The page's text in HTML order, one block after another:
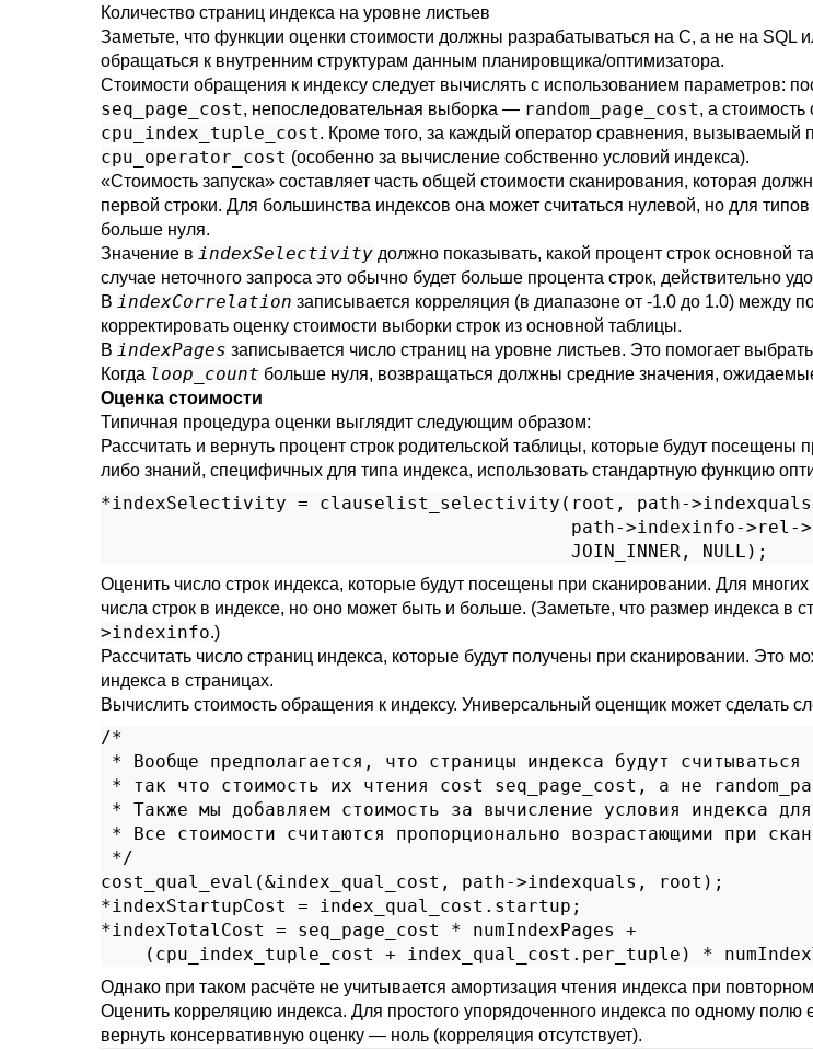
Количество страниц индекса на уровне листьев
Заметьте, что функции оценки стоимости должны разрабатываться на C, а не на
обращаться к внутренним структурам данным планировщика/оптимизатора.
Стоимости обращения к индексу следует вычислять с использованием параметров:
seq_page_cost, непоследовательная выборка — random_page_cost, а
cpu_index_tuple_cost. Кроме того, за каждый оператор сравнения, вызываемый
cpu_operator_cost (особенно за вычисление собственно условий индекса).
«Стоимость запуска» составляет часть общей стоимости сканирования, которая
первой строки. Для большинства индексов она может считаться нулевой, но для
больше нуля.
Значение в indexSelectivity должно показывать, какой процент строк основной
случае неточного запроса это обычно будет больше процента строк,
В indexCorrelation записывается корреляция (в диапазоне от -1.0 до 1.0) между
корректировать оценку стоимости выборки строк из основной таблицы.
В indexPages записывается число страниц на уровне листьев. Это помогает
Когда loop_count больше нуля, возвращаться должны средние значения,
Оценка стоимости
Типичная процедура оценки выглядит следующим образом:
Рассчитать и вернуть процент строк родительской таблицы, которые будут
либо знаний, специфичных для типа индекса, использовать стандартную функцию
*indexSelectivity = clauselist_selectivity(root, path-
path->indexinfo->rel-
                                           JOIN_INNER, NULL);
Оценить число строк индекса, которые будут посещены при сканировании. Для
числа строк в индексе, но оно может быть и больше. (Заметьте, что размер индекса в
>indexinfo.)
Рассчитать число страниц индекса, которые будут получены при сканировании. Это
индекса в страницах.
Вычислить стоимость обращения к индексу. Универсальный оценщик может сделать
/*
* Вообще предполагается, что страницы индекса будут считываться
* так что стоимость их чтения cost seq_page_cost, а не
* Также мы добавляем стоимость за вычисление условия индекса
* Все стоимости считаются пропорционально возрастающими при
*/
cost_qual_eval(&index_qual_cost, path->indexquals, root);
*indexStartupCost = index_qual_cost.startup;
*indexTotalCost = seq_page_cost * numIndexPages +
(cpu_index_tuple_cost + index_qual_cost.per_tuple) *
Однако при таком расчёте не учитывается амортизация чтения индекса при
Оценить корреляцию индекса. Для простого упорядоченного индекса по одному
вернуть консервативную оценку — ноль (корреляция отсутствует).